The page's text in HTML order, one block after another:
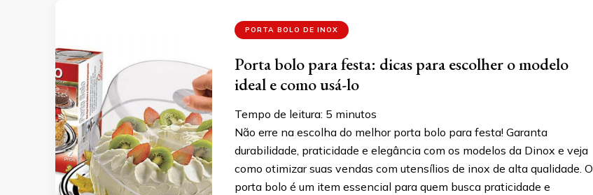
PORTA BOLO DE INOX
Porta bolo para festa: dicas para escolher o modelo
ideal e como usá-lo
Tempo de leitura: 5 minutos
Não erre na escolha do melhor porta bolo para festa! Garanta
durabilidade, praticidade e elegância com os modelos da Dinox e veja
como otimizar suas vendas com utensílios de inox de alta qualidade. O
porta bolo é um item essencial para quem busca praticidade e